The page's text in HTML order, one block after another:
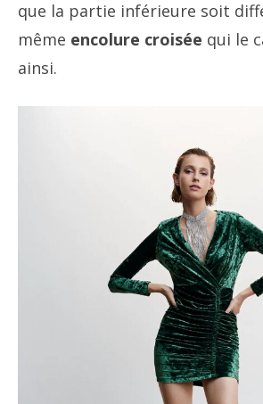
que la partie inférieure soit
même encolure croisée qui le
ainsi.